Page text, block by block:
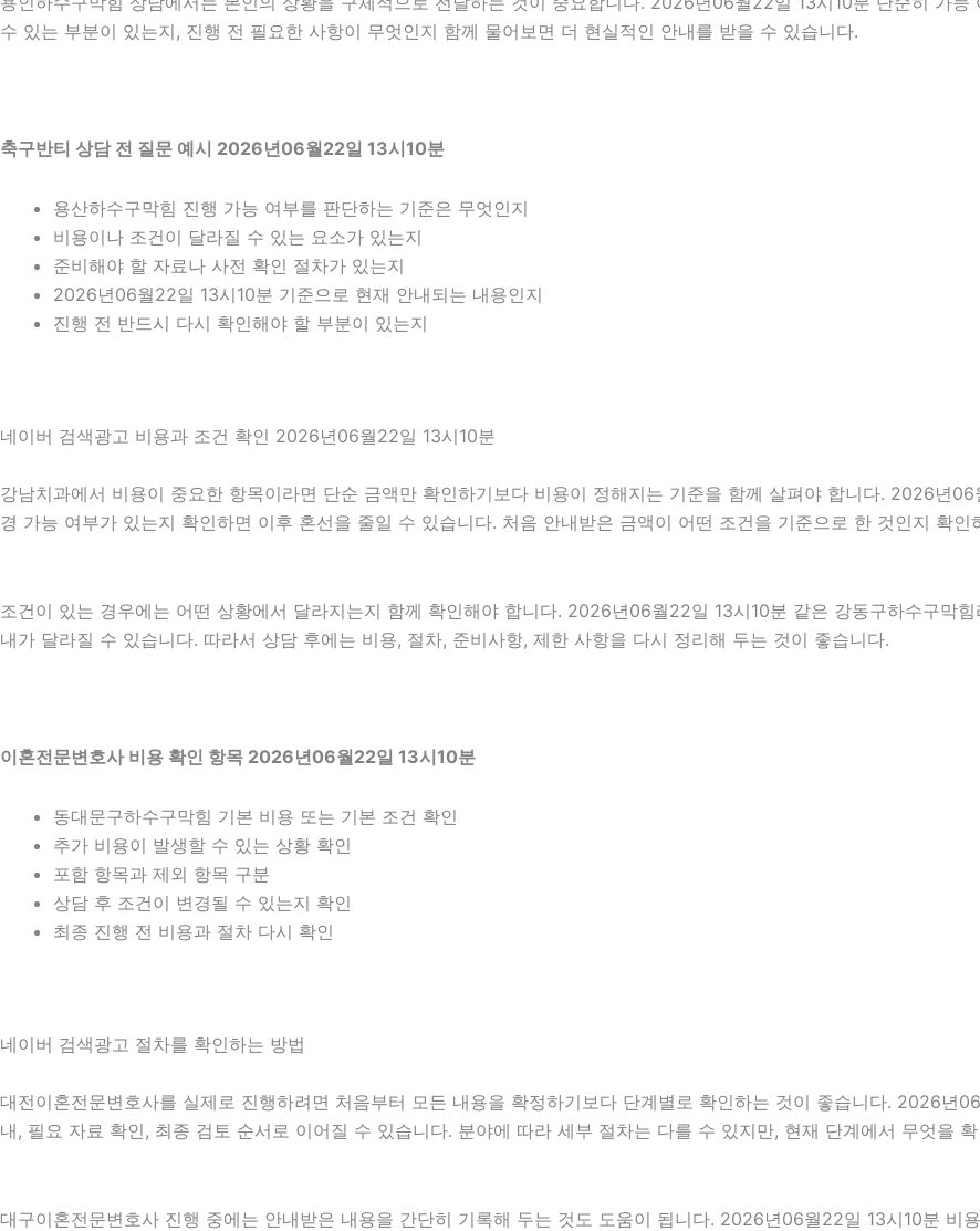
수 있는 부분이 있는지, 진행 전 필요한 사항이 무엇인지 함께 물어보면 더 현실적인 안내를 받을 수 있습니다.
축구반티 상담 전 질문 예시 2026년06월22일 13시10분
용산하수구막힘 진행 가능 여부를 판단하는 기준은 무엇인지
비용이나 조건이 달라질 수 있는 요소가 있는지
준비해야 할 자료나 사전 확인 절차가 있는지
2026년06월22일 13시10분 기준으로 현재 안내되는 내용인지
진행 전 반드시 다시 확인해야 할 부분이 있는지
네이버 검색광고 비용과 조건 확인 2026년06월22일 13시10분
강남치과에서 비용이 중요한 항목이라면 단순 금액만 확인하기보다 비용이 정해지는 기준을 함께 살펴야 합니다. 2026년
경 가능 여부가 있는지 확인하면 이후 혼선을 줄일 수 있습니다. 처음 안내받은 금액이 어떤 조건을 기준으로 한 것인지 확인
조건이 있는 경우에는 어떤 상황에서 달라지는지 함께 확인해야 합니다. 2026년06월22일 13시10분 같은 강동구하수구막
내가 달라질 수 있습니다. 따라서 상담 후에는 비용, 절차, 준비사항, 제한 사항을 다시 정리해 두는 것이 좋습니다.
이혼전문변호사 비용 확인 항목 2026년06월22일 13시10분
동대문구하수구막힘 기본 비용 또는 기본 조건 확인
추가 비용이 발생할 수 있는 상황 확인
포함 항목과 제외 항목 구분
상담 후 조건이 변경될 수 있는지 확인
최종 진행 전 비용과 절차 다시 확인
네이버 검색광고 절차를 확인하는 방법
대전이혼전문변호사를 실제로 진행하려면 처음부터 모든 내용을 확정하기보다 단계별로 확인하는 것이 좋습니다. 2026년
내, 필요 자료 확인, 최종 검토 순서로 이어질 수 있습니다. 분야에 따라 세부 절차는 다를 수 있지만, 현재 단계에서 무엇을
대구이혼전문변호사 진행 중에는 안내받은 내용을 간단히 기록해 두는 것도 도움이 됩니다. 2026년06월22일 13시10분 비